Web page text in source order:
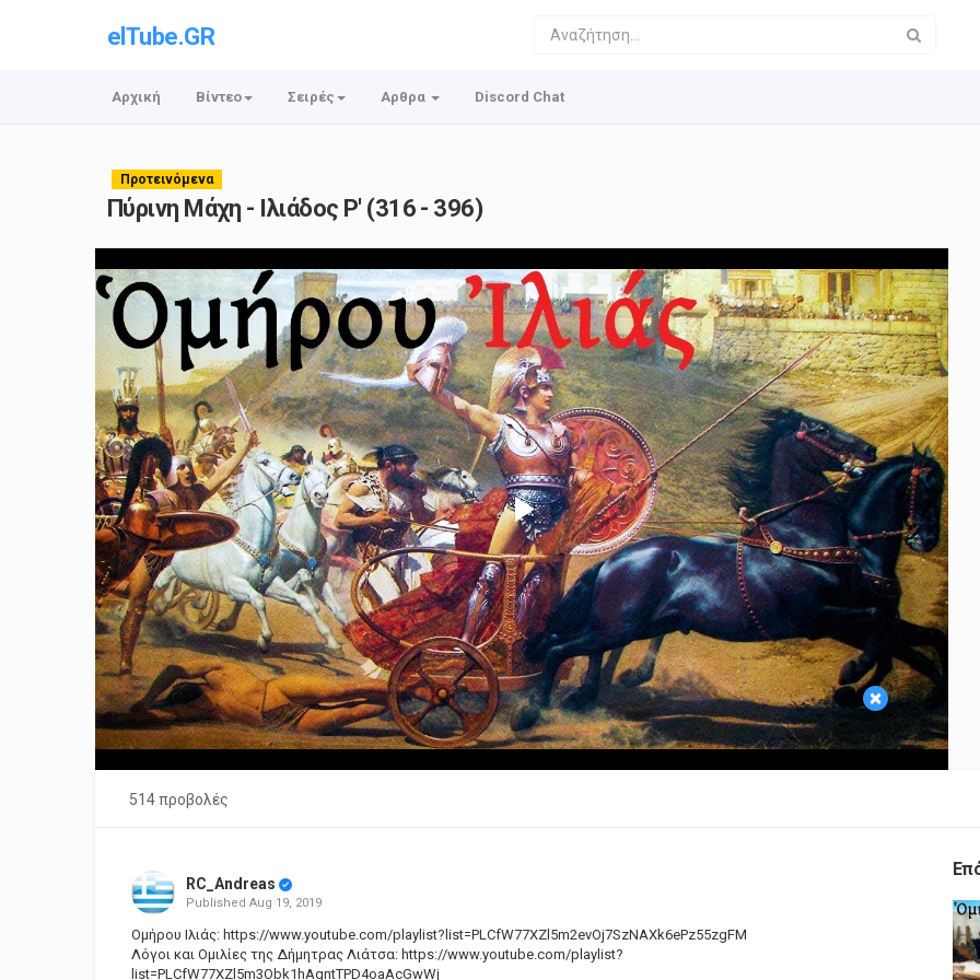
elTube.GR
Αρχική Βίντεο Σειρές Αρθρα Discord Chat
Προτεινόμενα
Πύρινη Μάχη - Ιλιάδος Ρ' (316 - 396)
×
Play
Video
514 προβολές
RC_Andreas
Published Aug 19, 2019
Ομήρου Ιλιάς: https://www.youtube.com/playlist?list=PLCfW77XZl5m2evOj7SzNAXk6ePz55zgFM
Λόγοι και Ομιλίες της Δήμητρας Λιάτσα: https://www.youtube.com/playlist?
list=PLCfW77XZl5m3Obk1hAqntTPD4oaAcGwWj